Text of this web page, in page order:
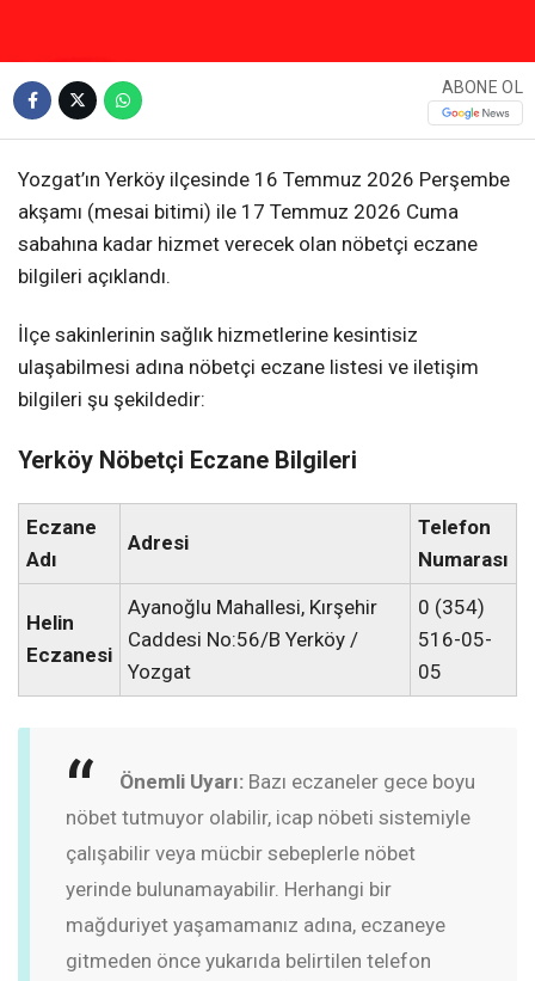
ABONE OL
Yozgat’ın Yerköy ilçesinde 16 Temmuz 2026 Perşembe
akşamı (mesai bitimi) ile 17 Temmuz 2026 Cuma
sabahına kadar hizmet verecek olan nöbetçi eczane
bilgileri açıklandı.
İlçe sakinlerinin sağlık hizmetlerine kesintisiz
ulaşabilmesi adına nöbetçi eczane listesi ve iletişim
bilgileri şu şekildedir:
Yerköy Nöbetçi Eczane Bilgileri
Eczane
Adı
Adresi
Telefon
Numarası
Helin
Eczanesi
Ayanoğlu Mahallesi, Kırşehir
Caddesi No:56/B Yerköy /
Yozgat
0 (354)
516-05-
05
Önemli Uyarı: Bazı eczaneler gece boyu
nöbet tutmuyor olabilir, icap nöbeti sistemiyle
çalışabilir veya mücbir sebeplerle nöbet
yerinde bulunamayabilir. Herhangi bir
mağduriyet yaşamamanız adına, eczaneye
gitmeden önce yukarıda belirtilen telefon